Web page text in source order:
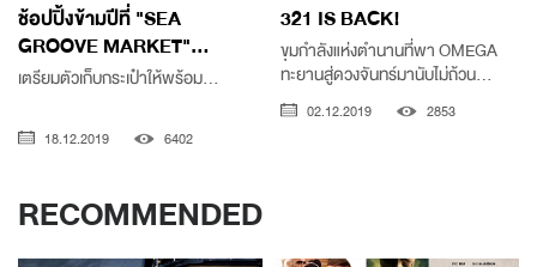
ช้อปปิ้งข้ามปีที่ "SEA
GROOVE MARKET"...
เตรียมตัวเก็บกระเป๋าให้พร้อม...
18.12.2019 6402
321 IS BACK!
ขุมกำลังแห่งตำนานที่พา OMEGA
ทะยานสู่ดวงจันทร์มานับไม่ถ้วน...
02.12.2019 2853
RECOMMENDED